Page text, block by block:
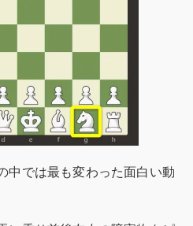
中では最も変わった面白い動